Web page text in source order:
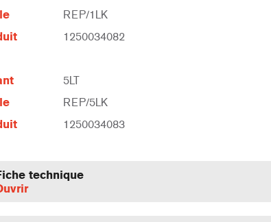
REP/1LK
1250034082
5LT
REP/5LK
1250034083
technique